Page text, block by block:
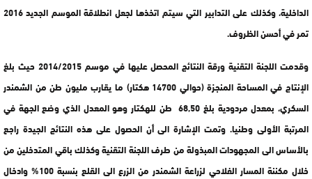
الداخلية، وكذلك على التدابير التي سيتم اتخذها لجعل انطلاقة الموسم الجديد 2016
تمر في أحسن الظروف.
وقدمت اللجنة التقنية ورقة النتائج المحصل عليها في موسم 2014/2015 حيث بلغ
الإنتاج في المساحة المنجزة (حوالي 14700 هكتار) ما يقارب مليون طن من الشمندر
السكري، بمعدل مردودية بلغ 68,50 طن للهكتار وهو المعدل الذي وضع الجهة في
المرتبة الأولى وطنيا. وتمت الإشارة الى أن الحصول على هذه النتائج الجيدة راجع
بالأساس الى المجهودات المبذولة من طرف اللجنة التقنية وكذلك باقي المتدخلين من
خلال مكننة المسار الفلاحي لزراعة الشمندر من الزرع الى القلع بنسبة 100% وادخال